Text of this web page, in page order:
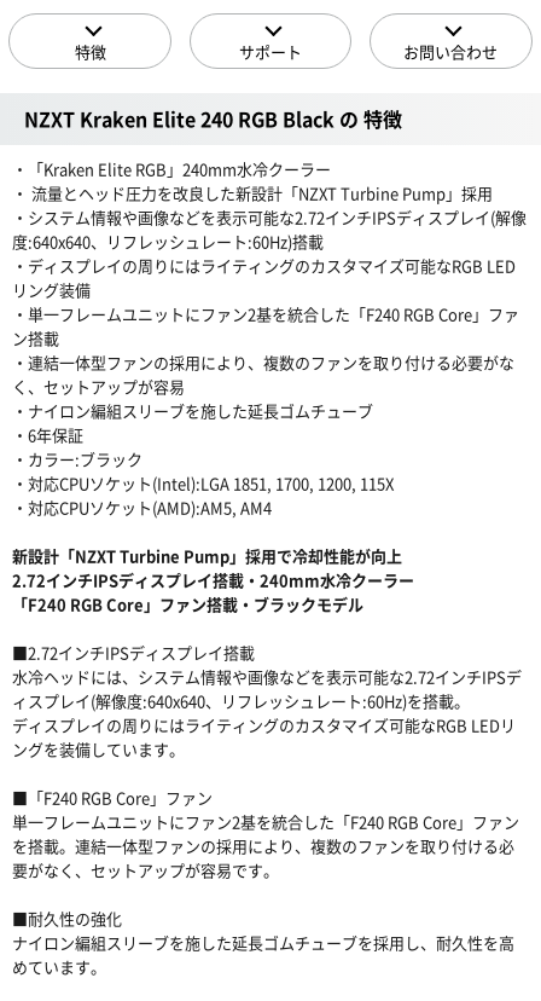
特徴 サポート お問い合わせ
NZXT Kraken Elite 240 RGB Black の 特徴
・「Kraken Elite RGB」240mm水冷クーラー
・ 流量とヘッド圧力を改良した新設計「NZXT Turbine Pump」採用
・システム情報や画像などを表示可能な2.72インチIPSディスプレイ(解像
度:640x640、リフレッシュレート:60Hz)搭載
・ディスプレイの周りにはライティングのカスタマイズ可能なRGB LED
リング装備
・単一フレームユニットにファン2基を統合した「F240 RGB Core」ファ
ン搭載
・連結一体型ファンの採用により、複数のファンを取り付ける必要がな
く、セットアップが容易
・ナイロン編組スリーブを施した延長ゴムチューブ
・6年保証
・カラー:ブラック
・対応CPUソケット(Intel):LGA 1851, 1700, 1200, 115X
・対応CPUソケット(AMD):AM5, AM4
新設計「NZXT Turbine Pump」採用で冷却性能が向上
2.72インチIPSディスプレイ搭載・240mm水冷クーラー
「F240 RGB Core」ファン搭載・ブラックモデル
■2.72インチIPSディスプレイ搭載
水冷ヘッドには、システム情報や画像などを表示可能な2.72インチIPSデ
ィスプレイ(解像度:640x640、リフレッシュレート:60Hz)を搭載。
ディスプレイの周りにはライティングのカスタマイズ可能なRGB LEDリ
ングを装備しています。
■「F240 RGB Core」ファン
単一フレームユニットにファン2基を統合した「F240 RGB Core」ファン
を搭載。連結一体型ファンの採用により、複数のファンを取り付ける必
要がなく、セットアップが容易です。
■耐久性の強化
ナイロン編組スリーブを施した延長ゴムチューブを採用し、耐久性を高
めています。